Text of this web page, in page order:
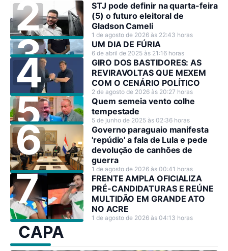
STJ pode definir na quarta-feira
(5) o futuro eleitoral de
Gladson Cameli
1 de agosto de 2026 às 22:43 horas
UM DIA DE FÚRIA
6 de abril de 2025 às 21:16 horas
GIRO DOS BASTIDORES: AS
REVIRAVOLTAS QUE MEXEM
COM O CENÁRIO POLÍTICO
2 de agosto de 2026 às 20:27 horas
Quem semeia vento colhe
tempestade
5 de junho de 2025 às 02:36 horas
Governo paraguaio manifesta
'repúdio' a fala de Lula e pede
devolução de canhões de
guerra
1 de agosto de 2026 às 00:41 horas
FRENTE AMPLA OFICIALIZA
PRÉ-CANDIDATURAS E REÚNE
MULTIDÃO EM GRANDE ATO
NO ACRE
1 de agosto de 2026 às 04:13 horas
CAPA